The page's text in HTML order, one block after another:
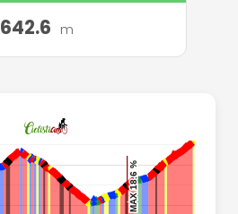
642.6 m
MAX 18.6 %
MAX 18.6 %
MAX 18.6 %
MAX 18.6 %